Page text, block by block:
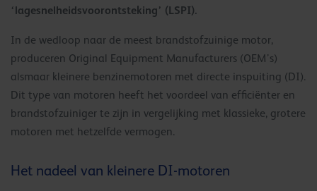
‘lagesnelheidsvoorontsteking’ (LSPI).
In de wedloop naar de meest brandstofzuinige motor,
produceren Original Equipment Manufacturers (OEM’s)
alsmaar kleinere benzinemotoren met directe inspuiting (DI).
Dit type van motoren heeft het voordeel van efficiënter en
brandstofzuiniger te zijn in vergelijking met klassieke, grotere
motoren met hetzelfde vermogen.
Het nadeel van kleinere DI-motoren